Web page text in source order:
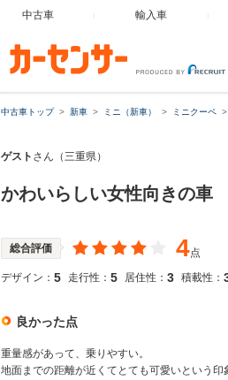
中古車 輸入車
中古車トップ 新車 ミニ（新車） ミニクーペ
ゲスト さん（三重県）
かわいらしい女性向きの車
総合評価 4点
デザイン： 5 走行性： 5 居住性： 3 積載性：
良かった点
重量感があって、乗りやすい。
地面までの距離が近くてとても可愛いという印